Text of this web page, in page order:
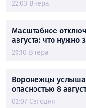
22:03 Вчера
Масштабное
августа: что нужно
20:10 Вчера
Воронежцы
опасностью 8
02:07 Сегодня